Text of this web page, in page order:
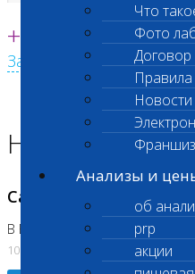
Единая круглосуточная справочная
+7 495 260 0 260
Заказать звонок с сайта
Что
Фото
Договор
Новости
Анализы и
об
prp
акции
Главная страница
Новости
Санитарный день
В Вешняках 14.08.2026
10.08.2026